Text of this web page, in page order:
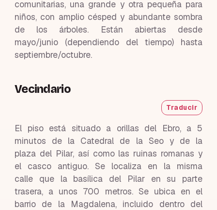
comunitarias, una grande y otra pequeña para
niños, con amplio césped y abundante sombra
de los árboles. Están abiertas desde
mayo/junio (dependiendo del tiempo) hasta
septiembre/octubre.
Vecindario
Traducir
El piso está situado a orillas del Ebro, a 5
minutos de la Catedral de la Seo y de la
plaza del Pilar, así como las ruinas romanas y
el casco antiguo. Se localiza en la misma
calle que la basílica del Pilar en su parte
trasera, a unos 700 metros. Se ubica en el
barrio de la Magdalena, incluido dentro del